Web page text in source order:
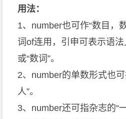
用法：
1、number也可作“数目，
词of连用，引申可表示语法
或“数词”。
2、number的单数形式也
人”。
3、number还可指杂志的“